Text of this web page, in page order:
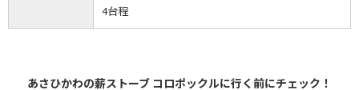
4台程
あさひかわの薪ストーブ コロポックルに行く前にチェック！